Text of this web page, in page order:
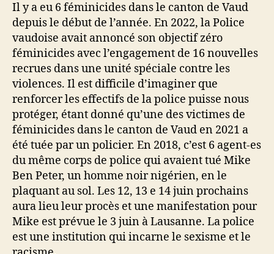
Il y a eu 6 féminicides dans le canton de Vaud
depuis le début de l’année. En 2022, la Police
vaudoise avait annoncé son objectif zéro
féminicides avec l’engagement de 16 nouvelles
recrues dans une unité spéciale contre les
violences. Il est difficile d’imaginer que
renforcer les effectifs de la police puisse nous
protéger, étant donné qu’une des victimes de
féminicides dans le canton de Vaud en 2021 a
été tuée par un policier. En 2018, c’est 6 agent-es
du même corps de police qui avaient tué Mike
Ben Peter, un homme noir nigérien, en le
plaquant au sol. Les 12, 13 e 14 juin prochains
aura lieu leur procès et une manifestation pour
Mike est prévue le 3 juin à Lausanne. La police
est une institution qui incarne le sexisme et le